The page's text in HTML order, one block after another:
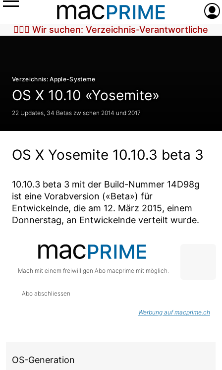
Menü
🕵🏼‍♀️ Wir suchen: Verzeichnis-Verantwortliche
Verzeichnis: Apple-Systeme
OS X 10.10 «Yosemite»
22 Updates, 34 Betas zwischen 2014 und 2017
OS X Yosemite 10.10.3 beta 3
10.10.3 beta 3 mit der Build-Nummer 14D98g
ist eine Vorabversion («Beta») für
Entwickelnde, die am 12. März 2015, einem
Donnerstag, an Entwickelnde verteilt wurde.
Mach mit einem freiwilligen Abo macprime mit möglich.
Abo abschliessen
Werbung auf macprime.ch
OS-Generation